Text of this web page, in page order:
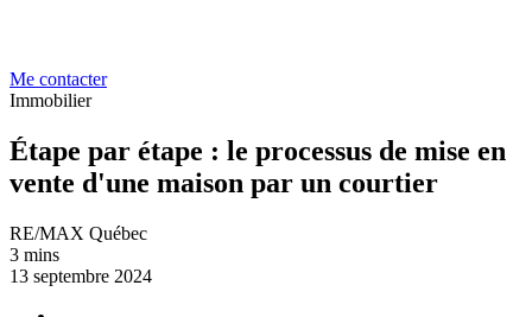
Me contacter
Immobilier
Étape par étape : le processus de mise en
vente d'une maison par un courtier
RE/MAX Québec
3 mins
13 septembre 2024